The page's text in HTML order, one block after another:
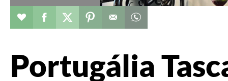
Restaurant toevoegen aan favorieten
Deel dit op facebook
Deel dit op twitter
Deel dit op pinterest
Portugália